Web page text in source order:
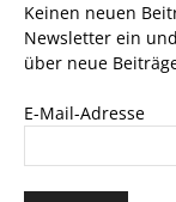
Keinen neuen
Newsletter ein
über neue
E-Mail-Adresse